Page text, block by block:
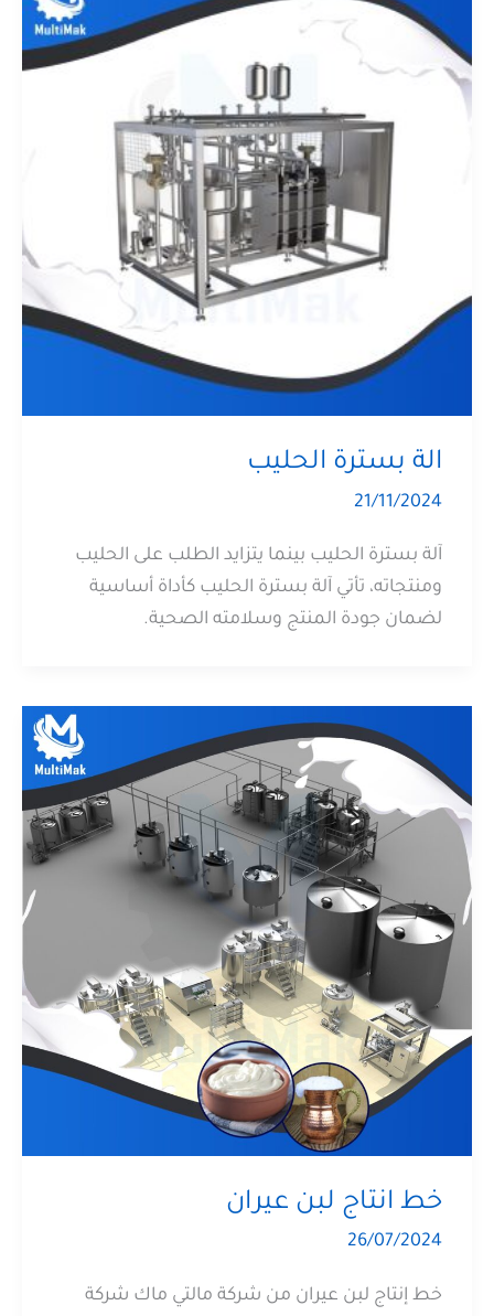
الة بسترة الحليب
21/11/2024
آلة بسترة الحليب بينما يتزايد الطلب على الحليب
ومنتجاته، تأتي آلة بسترة الحليب كأداة أساسية
لضمان جودة المنتج وسلامته الصحية.
خط انتاج لبن عيران
26/07/2024
خط إنتاج لبن عيران من شركة مالتي ماك شركة